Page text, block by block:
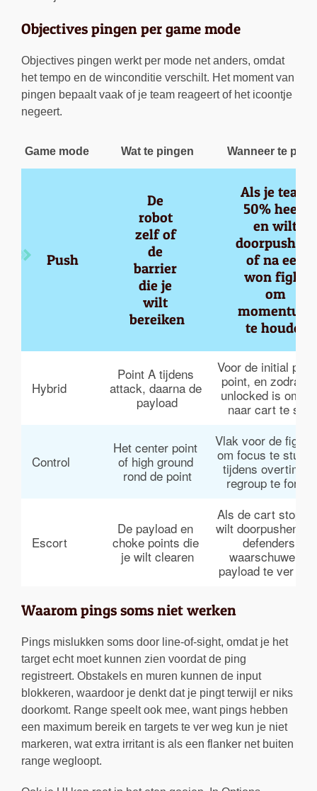
Objectives pingen per game mode
Objectives pingen werkt per mode net anders, omdat
het tempo en de winconditie verschilt. Het moment van
pingen bepaalt vaak of je team reageert of het icoontje
negeert.
Game mode Wat te pingen Wanneer te
Push
De
robot
zelf of
de
barrier
die je
wilt
bereiken
Als je team
50% heeft
en wilt
of na een
won fight
om
momentum
te houden
Hybrid
Point A tijdens
attack, daarna de
payload
Voor de initial
point, en zodra
unlocked is om
naar cart te
Control
Het center point
of high ground
rond de point
Vlak voor de fight
om focus te
tijdens overtime
regroup te
Escort
De payload en
choke points die
je wilt clearen
Als de cart stopt
wilt doorpushen,
defenders te
waarschuwen
payload te ver
Waarom pings soms niet werken
Pings mislukken soms door line-of-sight, omdat je het
target echt moet kunnen zien voordat de ping
registreert. Obstakels en muren kunnen de input
blokkeren, waardoor je denkt dat je pingt terwijl er niks
doorkomt. Range speelt ook mee, want pings hebben
een maximum bereik en targets te ver weg kun je niet
markeren, wat extra irritant is als een flanker net buiten
range wegloopt.